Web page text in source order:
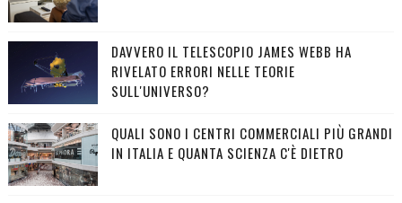
DAVVERO IL TELESCOPIO JAMES WEBB HA
RIVELATO ERRORI NELLE TEORIE
SULL'UNIVERSO?
QUALI SONO I CENTRI COMMERCIALI PIÙ GRANDI
IN ITALIA E QUANTA SCIENZA C'È DIETRO